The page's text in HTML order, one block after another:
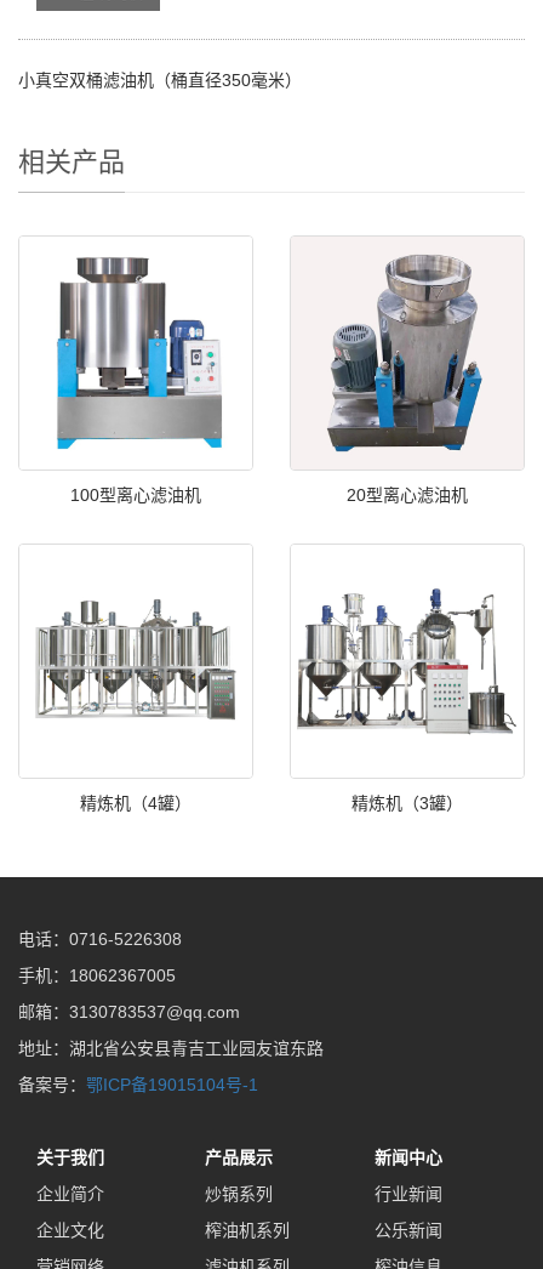
小真空双桶滤油机（桶直径350毫米）
相关产品
100型离心滤油机 20型离心滤油机
精炼机（4罐） 精炼机（3罐）
电话：0716-5226308
手机：18062367005
邮箱：3130783537@qq.com
地址：湖北省公安县青吉工业园友谊东路
备案号： 鄂ICP备19015104号-1
关于我们
企业简介
企业文化
产品展示
炒锅系列
榨油机系列
新闻中心
行业新闻
公乐新闻